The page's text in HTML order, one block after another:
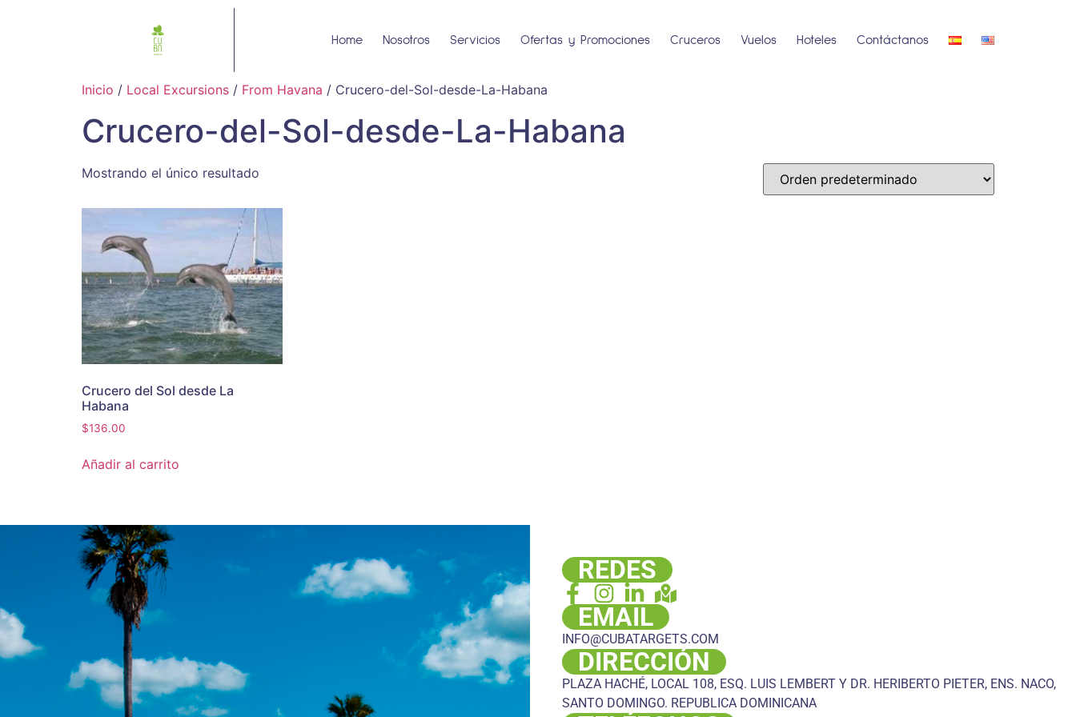
Home Nosotros Servicios Ofertas y Promociones Cruceros Vuelos Hoteles Contáctanos
Inicio / Local Excursions / From Havana / Crucero-del-Sol-desde-La-Habana
Crucero-del-Sol-desde-La-Habana
Mostrando el único resultado
Crucero del Sol desde La
Habana
$136.00
Añadir al carrito
REDES
EMAIL
INFO@CUBATARGETS.COM
DIRECCIÓN
PLAZA HACHÉ, LOCAL 108, ESQ. LUIS LEMBERT Y DR. HERIBERTO PIETER, ENS. NACO,
SANTO DOMINGO. REPUBLICA DOMINICANA